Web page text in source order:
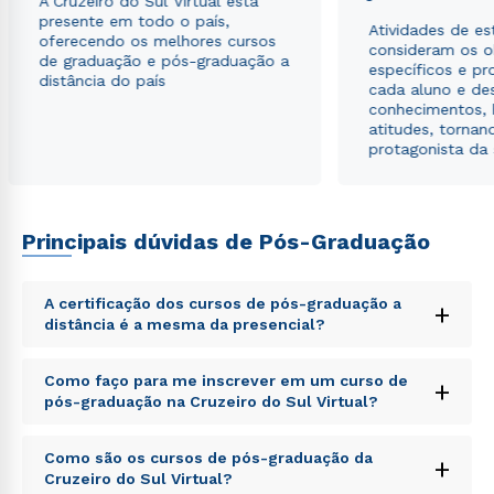
presente em todo o país,
oferecendo os melhores cursos
de graduação e pós-graduação a
distância do país
Atividades de
consideram os
específicos e
cada aluno e
conhecimentos,
atitudes,
protagonista da
Principais dúvidas de Pós-Graduação
A certificação dos cursos de pós-graduação a
distância é a mesma da presencial?
+
Sed ut perspiciatis unde omnis iste natus error sit
voluptatem accusantium doloremque laudantium,
totam rem aperiam, eaque ipsa quae ab illo inventore
explicabo. Nemo enim ipsam voluptatem quia
voluptas sit aspernatur aut odit aut fugit, sed quia
Como faço para me inscrever em um curso de
pós-graduação na Cruzeiro do Sul Virtual?
+
Sed ut perspiciatis unde omnis iste natus error sit
voluptatem accusantium doloremque laudantium,
Como são os cursos de pós-graduação da
Cruzeiro do Sul Virtual?
+
ou